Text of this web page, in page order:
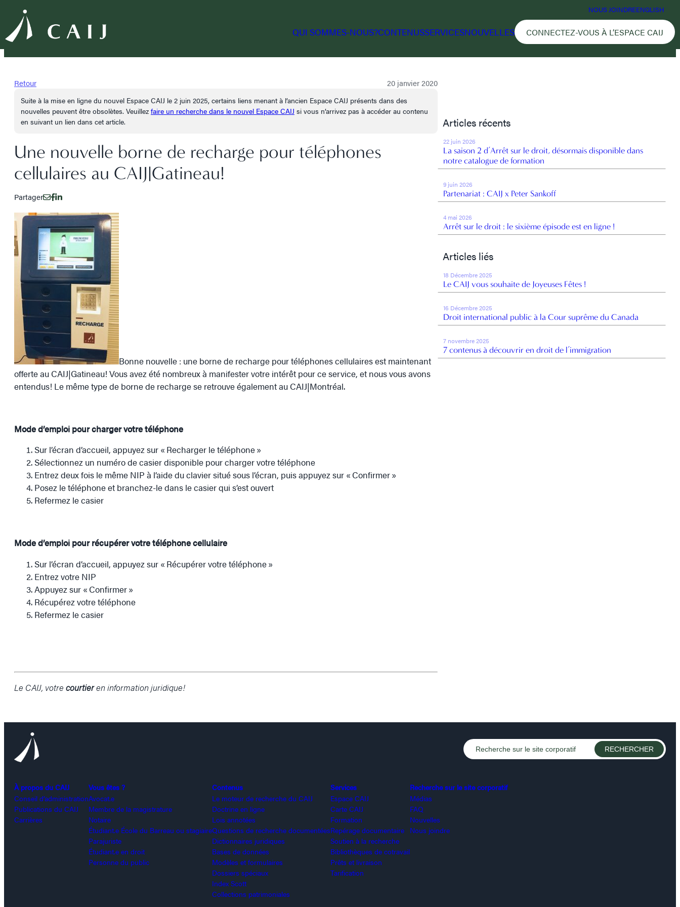
NOUS JOINDREENGLISH
QUI SOMMES-NOUS?CONTENUSSERVICESNOUVELLES CONNECTEZ-VOUS À L’ESPACE CAIJ
Retour 20 janvier 2020
Suite à la mise en ligne du nouvel Espace CAIJ le 2 juin 2025, certains liens menant à l’ancien Espace CAIJ présents dans des
nouvelles peuvent être obsolètes. Veuillez faire un recherche dans le nouvel Espace CAIJ si vous n’arrivez pas à accéder au contenu
en suivant un lien dans cet article.
Une nouvelle borne de recharge pour téléphones
cellulaires au CAIJ|Gatineau!
Partager
Bonne nouvelle : une borne de recharge pour téléphones cellulaires est maintenant
offerte au CAIJ|Gatineau! Vous avez été nombreux à manifester votre intérêt pour ce service, et nous vous avons
entendus! Le même type de borne de recharge se retrouve également au CAIJ|Montréal.
Mode d’emploi pour charger votre téléphone
Sur l’écran d’accueil, appuyez sur « Recharger le téléphone »
Sélectionnez un numéro de casier disponible pour charger votre téléphone
Entrez deux fois le même NIP à l’aide du clavier situé sous l’écran, puis appuyez sur « Confirmer »
Posez le téléphone et branchez-le dans le casier qui s’est ouvert
Refermez le casier
Mode d’emploi pour récupérer votre téléphone cellulaire
Sur l’écran d’accueil, appuyez sur « Récupérer votre téléphone »
Entrez votre NIP
Appuyez sur « Confirmer »
Récupérez votre téléphone
Refermez le casier
Le CAIJ, votre courtieren information juridique!
Articles récents
22 juin 2026
La saison 2 d’Arrêt sur le droit, désormais disponible dans
notre catalogue de formation
9 juin 2026
Partenariat : CAIJ x Peter Sankoff
4 mai 2026
Arrêt sur le droit : le sixième épisode est en ligne !
Articles liés
18 Décembre 2025
Le CAIJ vous souhaite de Joyeuses Fêtes !
16 Décembre 2025
Droit international public à la Cour suprême du Canada
7 novembre 2025
7 contenus à découvrir en droit de l’immigration
À propos du CAIJ
Conseil d’administration
Publications du CAIJ
Carrières
Vous êtes ?
Avocat.e
Membre de la magistrature
Notaire
Étudiant.e École du Barreau ou stagiaire
Parajuriste
Étudiant.e en droit
Personne du public
Contenus
Le moteur de recherche du CAIJ
Doctrine en ligne
Lois annotées
Questions de recherche documentées
Dictionnaires juridiques
Bases de données
Modèles et formulaires
Dossiers spéciaux
Index Scott
Collections patrimoniales
Services
Espace CAIJ
Carte CAIJ
Formation
Repérage documentaire
Soutien à la recherche
Bibliothèques de cotravail
Prêts et livraison
Tarification
Recherche sur le site corporatif
Médias
FAQ
Nouvelles
Nous joindre